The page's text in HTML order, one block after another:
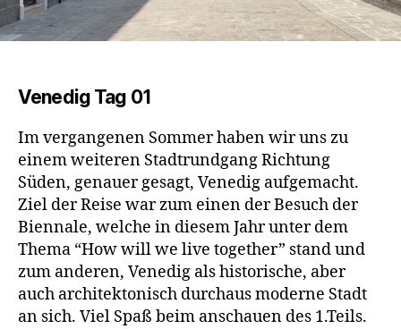
Venedig Tag 01
Im vergangenen Sommer haben wir uns zu
einem weiteren Stadtrundgang Richtung
Süden, genauer gesagt, Venedig aufgemacht.
Ziel der Reise war zum einen der Besuch der
Biennale, welche in diesem Jahr unter dem
Thema “How will we live together” stand und
zum anderen, Venedig als historische, aber
auch architektonisch durchaus moderne Stadt
an sich. Viel Spaß beim anschauen des 1.Teils.